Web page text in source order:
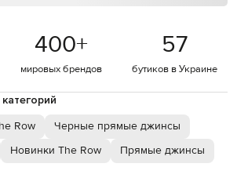
400+
мировых брендов
57
бутиков в Украине
Row
Черные прямые джинсы
Новинки The Row
Прямые джинсы